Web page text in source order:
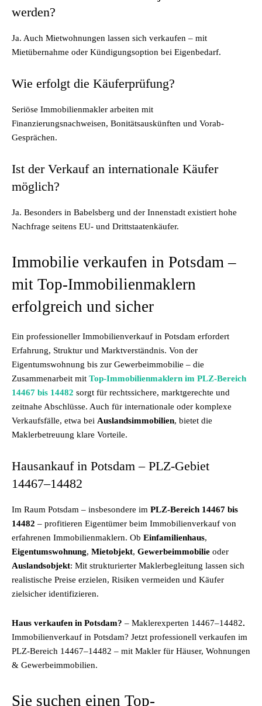
werden?
Ja. Auch Mietwohnungen lassen sich verkaufen – mit
Mietübernahme oder Kündigungsoption bei Eigenbedarf.
Wie erfolgt die Käuferprüfung?
Seriöse Immobilienmakler arbeiten mit
Finanzierungsnachweisen, Bonitätsauskünften und Vorab-
Gesprächen.
Ist der Verkauf an internationale Käufer
möglich?
Ja. Besonders in Babelsberg und der Innenstadt existiert hohe
Nachfrage seitens EU- und Drittstaatenkäufer.
Immobilie verkaufen in Potsdam –
mit Top-Immobilienmaklern
erfolgreich und sicher
Ein professioneller Immobilienverkauf in Potsdam erfordert
Erfahrung, Struktur und Marktverständnis. Von der
Eigentumswohnung bis zur Gewerbeimmobilie – die
Zusammenarbeit mit Top-Immobilienmaklern im PLZ-Bereich
14467 bis 14482 sorgt für rechtssichere, marktgerechte und
zeitnahe Abschlüsse. Auch für internationale oder komplexe
Verkaufsfälle, etwa bei Auslandsimmobilien, bietet die
Maklerbetreuung klare Vorteile.
Hausankauf in Potsdam – PLZ-Gebiet
14467–14482
Im Raum Potsdam – insbesondere im PLZ-Bereich 14467 bis
14482 – profitieren Eigentümer beim Immobilienverkauf von
erfahrenen Immobilienmaklern. Ob Einfamilienhaus,
Eigentumswohnung, Mietobjekt, Gewerbeimmobilie oder
Auslandsobjekt: Mit strukturierter Maklerbegleitung lassen sich
realistische Preise erzielen, Risiken vermeiden und Käufer
zielsicher identifizieren.
Haus verkaufen in Potsdam? – Maklerexperten 14467–14482.
Immobilienverkauf in Potsdam? Jetzt professionell verkaufen im
PLZ-Bereich 14467–14482 – mit Makler für Häuser, Wohnungen
& Gewerbeimmobilien.
Sie suchen einen Top-